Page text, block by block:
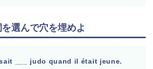
選んで穴を埋めよ
___ judo quand il était jeune.